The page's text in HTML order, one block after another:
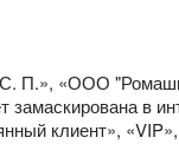
П.», «ООО
в
клиент», «VIP»,